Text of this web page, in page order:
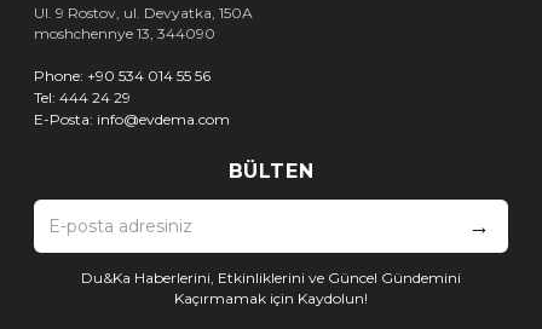
Ul. 9 Rostov, ul. Devyatka, 150A
moshchennye 13, 344090
Phone: +90 534 014 55 56
Tel: 444 24 29
E-Posta: info@evdema.com
BÜLTEN
→
Du&Ka Haberlerini, Etkinliklerini ve Güncel Gündemini
Kaçırmamak için Kaydolun!